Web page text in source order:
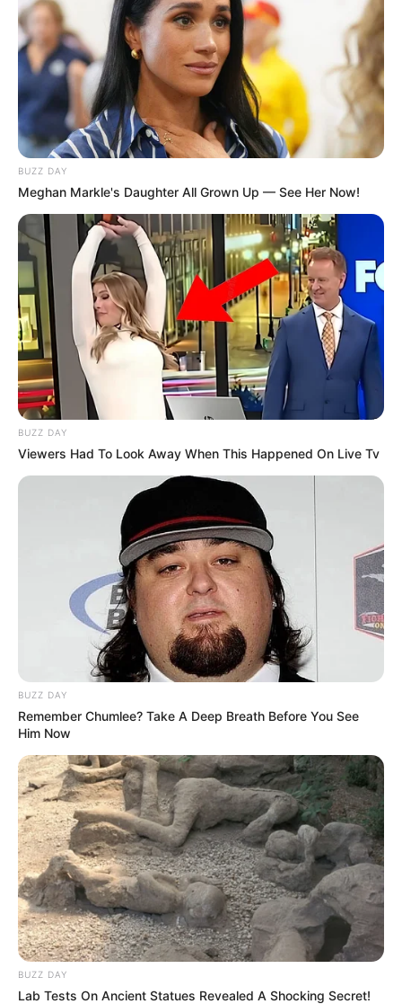
BUZZ DAY
Meghan Markle's Daughter All Grown Up — See Her Now!
BUZZ DAY
Viewers Had To Look Away When This Happened On Live Tv
BUZZ DAY
Remember Chumlee? Take A Deep Breath Before You See
Him Now
BUZZ DAY
Lab Tests On Ancient Statues Revealed A Shocking Secret!